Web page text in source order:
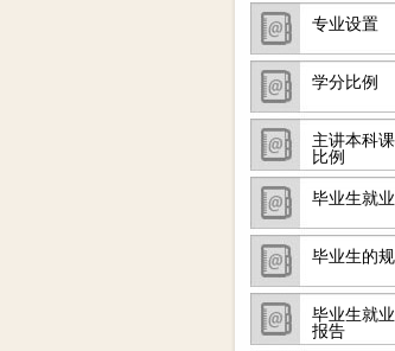
专业设置
学分比例
主讲本科
比例
毕业生就业
毕业生的
毕业生就
报告